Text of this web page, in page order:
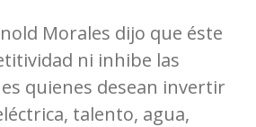
Morales dijo que éste
ni inhibe las
quienes desean invertir
talento, agua,